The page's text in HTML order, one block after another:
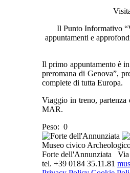
Il Punto Informativo
appuntamenti e
Il primo appuntamento è
preromana di Genova”,
complete di tutta Europa.
Viaggio in treno, partenza
MAR.
Peso: 0
Museo civico
Forte dell'Annunziata
tel. +39 0184 35.11.81